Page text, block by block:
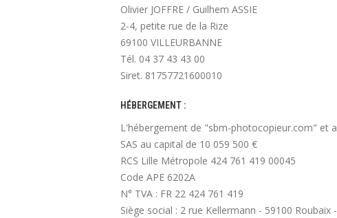
Olivier JOFFRE / Guilhem ASSIE
2-4, petite rue de la Rize
69100 VILLEURBANNE
Tél. 04 37 43 43 00
Siret. 81757721600010
HÉBERGEMENT :
L'hébergement de "sbm-photocopieur.com" et
SAS au capital de 10 059 500 €
RCS Lille Métropole 424 761 419 00045
Code APE 6202A
N° TVA : FR 22 424 761 419
Siège social : 2 rue Kellermann - 59100 Roubaix